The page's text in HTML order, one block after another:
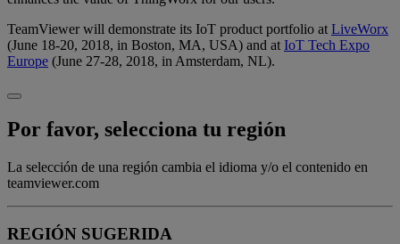
TeamViewer will demonstrate its IoT product portfolio atLiveWorx
(June 18-20, 2018, in Boston, MA, USA) and atIoT Tech Expo
Europe (June 27-28, 2018, in Amsterdam, NL).
Por favor, selecciona tu región
La selección de una región cambia el idioma y/o el contenido en
teamviewer.com
REGIÓN SUGERIDA